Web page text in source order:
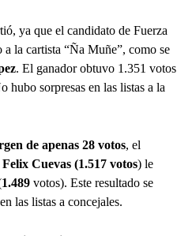
ya que el candidato de Fuerza
a la cartista “Ña Muñe”, como se
. El ganador obtuvo 1.351 votos
hubo sorpresas en las listas a la
de apenas 28 votos, el
Felix Cuevas (1.517 votos) le
1.489 votos). Este resultado se
las listas a concejales.